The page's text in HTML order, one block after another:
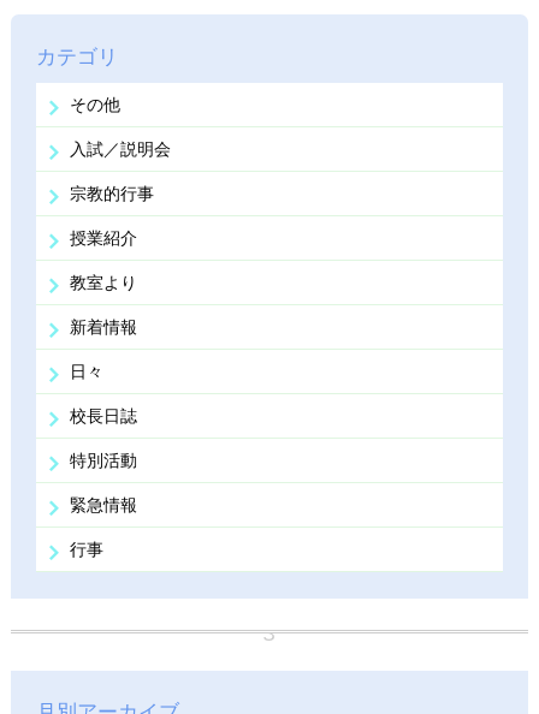
カテゴリ
その他
入試／説明会
宗教的行事
授業紹介
教室より
新着情報
日々
校長日誌
特別活動
緊急情報
行事